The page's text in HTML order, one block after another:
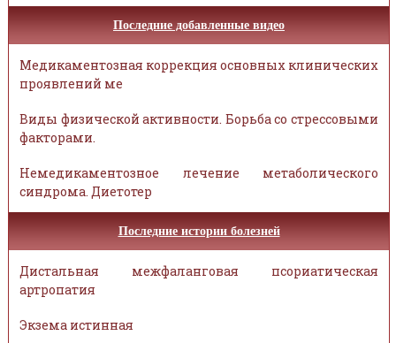
Последние добавленные видео
Медикаментозная коррекция основных клинических
проявлений ме
Виды физической активности. Борьба со стрессовыми
факторами.
Немедикаментозное лечение метаболического
синдрома. Диетотер
Последние истории болезней
Дистальная межфаланговая псориатическая
артропатия
Экзема истинная